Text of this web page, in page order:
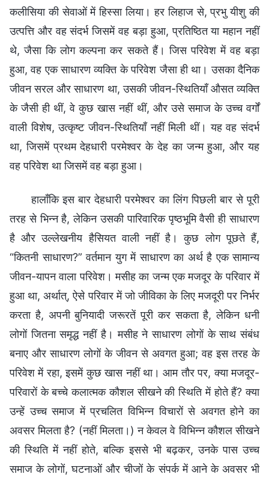
कलीसिया की सेवाओं में हिस्सा लिया। हर लिहाज से, प्रभु यीशु की
उत्पत्ति और वह संदर्भ जिसमें वह बड़ा हुआ, प्रतिष्ठित या महान नहीं
थे, जैसा कि लोग कल्पना कर सकते हैं। जिस परिवेश में वह बड़ा
हुआ, वह एक साधारण व्यक्ति के परिवेश जैसा ही था। उसका दैनिक
जीवन सरल और साधारण था, उसकी जीवन-स्थितियाँ औसत व्यक्ति
के जैसी ही थीं, वे कुछ खास नहीं थीं, और उसे समाज के उच्च वर्गों
वाली विशेष, उत्कृष्ट जीवन-स्थितियाँ नहीं मिली थीं। यह वह संदर्भ
था, जिसमें प्रथम देहधारी परमेश्वर के देह का जन्म हुआ, और यह
वह परिवेश था जिसमें वह बड़ा हुआ।
हालाँकि इस बार देहधारी परमेश्वर का लिंग पिछली बार से पूरी
तरह से भिन्न है, लेकिन उसकी पारिवारिक पृष्ठभूमि वैसी ही साधारण
है और उल्लेखनीय हैसियत वाली नहीं है। कुछ लोग पूछते हैं,
“कितनी साधारण?” वर्तमान युग में साधारण का अर्थ है एक सामान्य
जीवन-यापन वाला परिवेश। मसीह का जन्म एक मजदूर के परिवार में
हुआ था, अर्थात्, ऐसे परिवार में जो जीविका के लिए मजदूरी पर निर्भर
करता है, अपनी बुनियादी जरूरतें पूरी कर सकता है, लेकिन धनी
लोगों जितना समृद्ध नहीं है। मसीह ने साधारण लोगों के साथ संबंध
बनाए और साधारण लोगों के जीवन से अवगत हुआ; वह इस तरह के
परिवेश में रहा, इसमें कुछ खास नहीं था। आम तौर पर, क्या मजदूर-
परिवारों के बच्चे कलात्मक कौशल सीखने की स्थिति में होते हैं? क्या
उन्हें उच्च समाज में प्रचलित विभिन्न विचारों से अवगत होने का
अवसर मिलता है? (नहीं मिलता।) न केवल वे विभिन्न कौशल सीखने
की स्थिति में नहीं होते, बल्कि इससे भी बढ़कर, उनके पास उच्च
समाज के लोगों, घटनाओं और चीजों के संपर्क में आने के अवसर भी